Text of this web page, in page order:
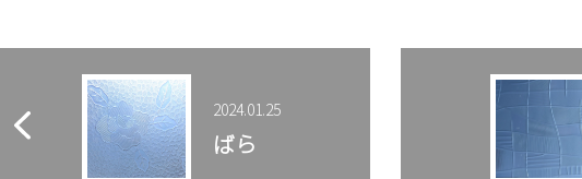
2024.01.25
ばら